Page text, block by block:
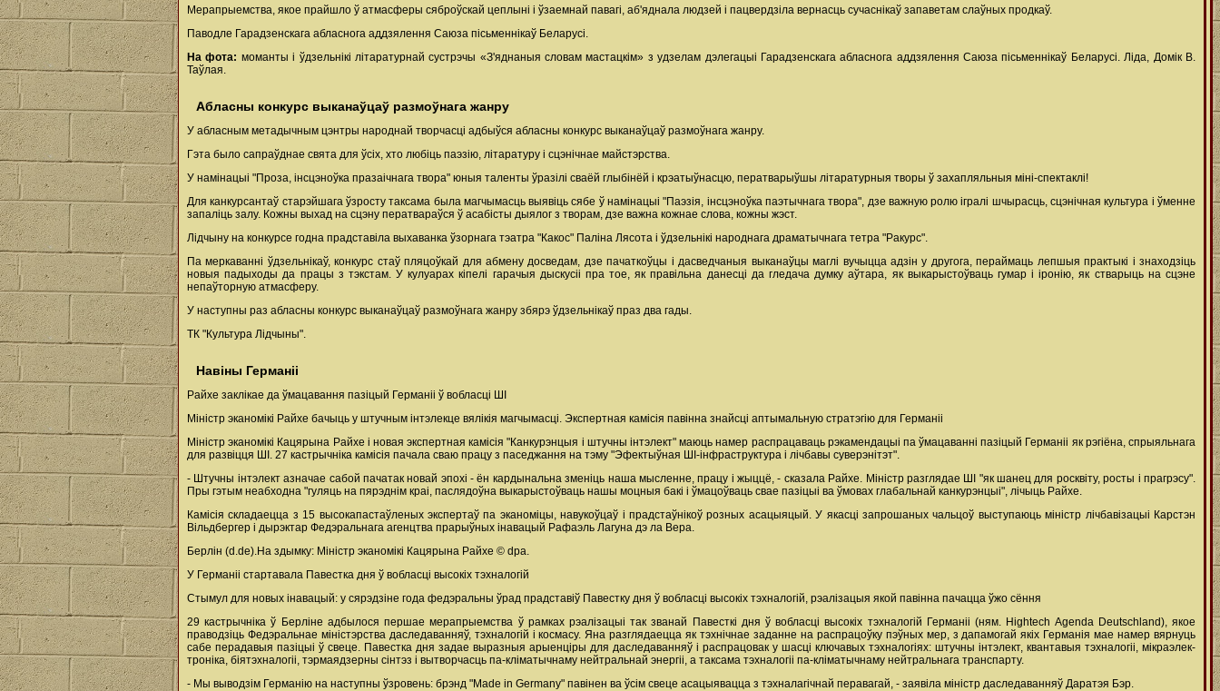
Мерапрыемства, якое прайшло ў атмасферы сяброўскай цеплыні і ўзаемнай павагі, аб'яднала людзей і пацвердзіла вернасць сучаснікаў запаветам слаўных продкаў.
Паводле Гарадзенскага абласнога аддзялення Саюза пісьменнікаў Беларусі.
На фота: моманты і ўдзельнікі літаратурнай сустрэчы «З'яднаныя словам мастацкім» з удзелам дэлегацыі Гарадзенскага абласнога аддзялення Саюза пісьменнікаў Беларусі. Ліда, Домік В.
Таўлая.
Абласны конкурс выканаўцаў размоўнага жанру
У абласным метадычным цэнтры народнай творчасці адбыўся абласны конкурс выканаўцаў размоўнага жанру.
Гэта было сапраўднае свята для ўсіх, хто любіць паэзію, літаратуру і сцэнічнае майстэрства.
У намінацыі "Проза, інсцэноўка празаічнага твора" юныя таленты ўразілі сваёй глыбінёй і крэатыўнасцю, ператварыўшы літаратурныя творы ў захапляльныя міні-спектаклі!
Для канкурсантаў старэйшага ўзросту таксама была магчымасць выявіць сябе ў намінацыі "Паэзія, інсцэноўка паэтычнага твора", дзе важную ролю ігралі шчырасць, сцэнічная культура і ўменне
запаліць залу. Кожны выхад на сцэну ператвараўся ў асабісты дыялог з творам, дзе важна кожнае слова, кожны жэст.
Лідчыну на конкурсе годна прадставіла выхаванка ўзорнага тэатра "Какос" Паліна Лясота і ўдзельнікі народнага драматычнага тетра "Ракурс".
Па меркаванні ўдзельнікаў, конкурс стаў пляцоўкай для абмену досведам, дзе пачаткоўцы і дасведчаныя выканаўцы маглі вучыцца адзін у другога, пераймаць лепшыя практыкі і знаходзіць
новыя падыходы да працы з тэкстам. У кулуарах кіпелі гарачыя дыскусіі пра тое, як правільна данесці да гледача думку аўтара, як выкарыстоўваць гумар і іронію, як стварыць на сцэне
непаўторную атмасферу.
У наступны раз абласны конкурс выканаўцаў размоўнага жанру збярэ ўдзельнікаў праз два гады.
ТК "Культура Лідчыны".
Навіны Германіі
Райхе заклікае да ўмацавання пазіцый Германіі ў вобласці ШІ
Міністр эканомікі Райхе бачыць у штучным інтэлекце вялікія магчымасці. Экспертная камісія павінна знайсці аптымальную стратэгію для Германіі
Міністр эканомікі Кацярына Райхе і новая экспертная камісія "Канкурэнцыя і штучны інтэлект" маюць намер распрацаваць рэкамендацыі па ўмацаванні пазіцый Германіі як рэгіёна, спрыяльнага
для развіцця ШІ. 27 кастрычніка камісія пачала сваю працу з паседжання на тэму "Эфектыўная ШІ-інфраструктура і лічбавы суверэнітэт".
- Штучны інтэлект азначае сабой пачатак новай эпохі - ён кардынальна зменіць наша мысленне, працу і жыццё, - сказала Райхе. Міністр разглядае ШІ "як шанец для росквіту, росты і прагрэсу".
Пры гэтым неабходна "гуляць на пярэднім краі, паслядоўна выкарыстоўваць нашы моцныя бакі і ўмацоўваць свае пазіцыі ва ўмовах глабальнай канкурэнцыі", лічыць Райхе.
Камісія складаецца з 15 высокапастаўленых экспертаў па эканоміцы, навукоўцаў і прадстаўнікоў розных асацыяцый. У якасці запрошаных чальцоў выступаюць міністр лічбавізацыі Карстэн
Вільдбергер і дырэктар Федэральнага агенцтва прарыўных інавацый Рафаэль Лагуна дэ ла Вера.
Берлін (d.de).На здымку: Міністр эканомікі Кацярына Райхе © dpa.
У Германіі стартавала Павестка дня ў вобласці высокіх тэхналогій
Стымул для новых інавацый: у сярэдзіне года федэральны ўрад прадставіў Павестку дня ў вобласці высокіх тэхналогій, рэалізацыя якой павінна пачацца ўжо сёння
29 кастрычніка ў Берліне адбылося першае мерапрыемства ў рамках рэалізацыі так званай Павесткі дня ў вобласці высокіх тэхналогій Германіі (ням. Hightech Agenda Deutschland), якое
праводзіць Федэральнае міністэрства даследаванняў, тэхналогій і космасу. Яна разглядаецца як тэхнічнае заданне на распрацоўку пэўных мер, з дапамогай якіх Германія мае намер вярнуць
сабе перадавыя пазіцыі ў свеце. Павестка дня задае выразныя арыенціры для даследаванняў і распрацовак у шасці ключавых тэхналогіях: штучны інтэлект, квантавыя тэхналогіі, мікраэлек-
троніка, біятэхналогіі, тэрмаядзерны сінтэз і вытворчасць па-кліматычнаму нейтральнай энергіі, а таксама тэхналогіі па-кліматычнаму нейтральнага транспарту.
- Мы выводзім Германію на наступны ўзровень: брэнд "Made in Germany" павінен ва ўсім свеце асацыявацца з тэхналагічнай перавагай, - заявіла міністр даследаванняў Даратэя Бэр.